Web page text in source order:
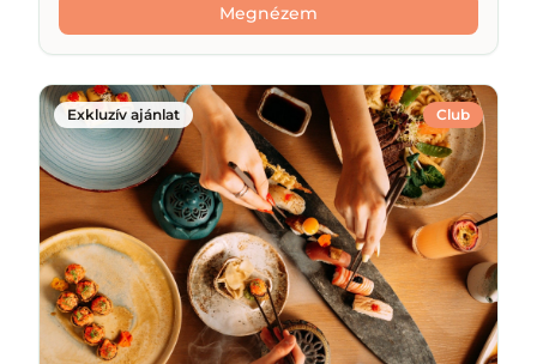
Megnézem
Club
Exkluzív ajánlat